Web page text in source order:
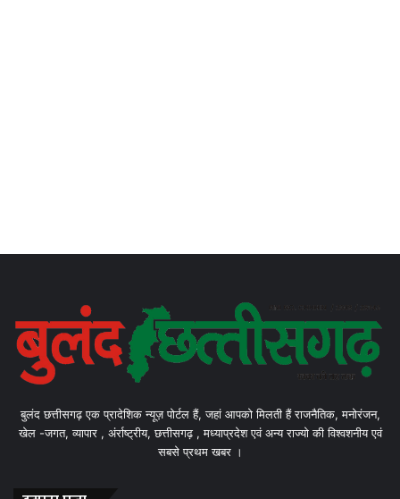
बुलंद छत्तीसगढ़ एक प्रादेशिक न्यूज़ पोर्टल हैं, जहां आपको मिलती हैं राजनैतिक, मनोरंजन,
खेल -जगत, व्यापार , अंर्राष्ट्रीय, छत्तीसगढ़ , मध्याप्रदेश एवं अन्य राज्यो की विश्वशनीय एवं
सबसे प्रथम खबर ।